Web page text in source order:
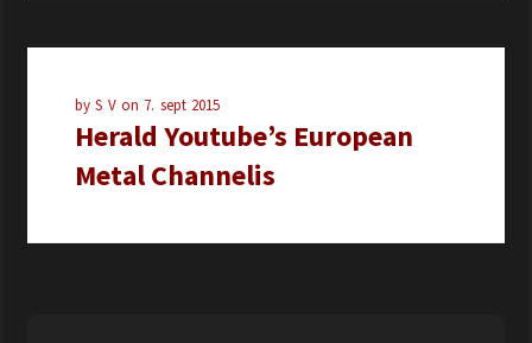
byS V on 7. sept 2015
Herald Youtube’s European
Metal Channelis